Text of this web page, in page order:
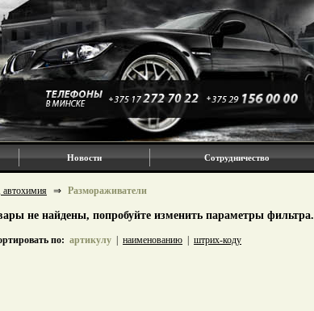
Новости Сотрудничество
автохимия ⇒ Размораживатели
не найдены, попробуйте изменить параметры фильтра.
по: артикулу наименованию штрих-коду